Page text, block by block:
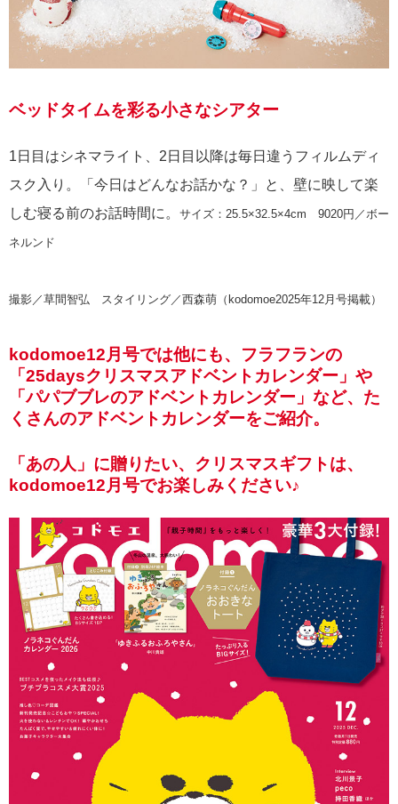
ベッドタイムを彩る小さなシアター
1日目はシネマライト、2日目以降は毎日違うフィルムディ
スク入り。「今日はどんなお話かな？」と、壁に映して楽
しむ寝る前のお話時間に。 サイズ：25.5×32.5×4cm 9020円／ボー
ネルンド
撮影／草間智弘 スタイリング／西森萌（kodomoe2025年12月号掲載）
kodomoe12月号では他にも、フラフランの
「25daysクリスマスアドベントカレンダー」や
「パパブブレのアドベントカレンダー」など、た
くさんのアドベントカレンダーをご紹介。
「あの人」に贈りたい、クリスマスギフトは、
kodomoe12月号でお楽しみください♪